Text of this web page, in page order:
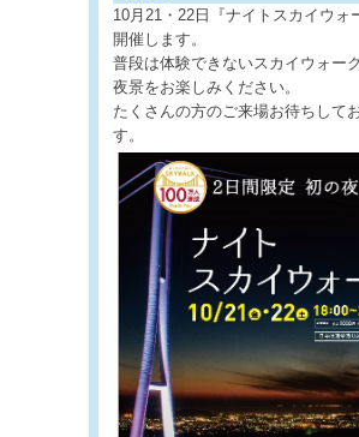
10月21・22日『ナイトスカイウォ
開催します。
普段は体験できないスカイウォー
夜景をお楽しみください。
たくさんの方のご来場お待ちして
す。